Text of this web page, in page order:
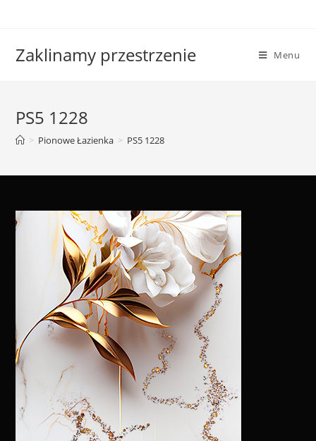
Zaklinamy przestrzenie Menu
PS5 1228
> Pionowe Łazienka > PS5 1228